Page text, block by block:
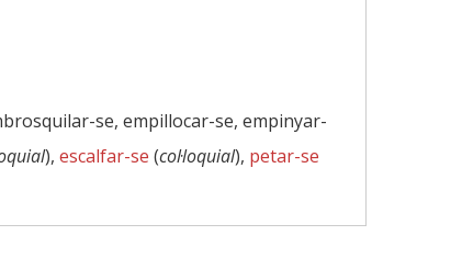
se, empillocar-se, empinyar-
), escalfar-se (col·loquial), petar-se